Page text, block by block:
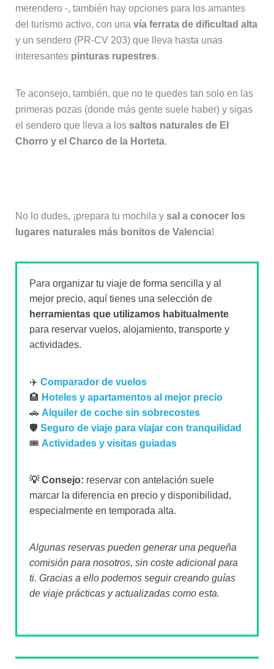
merendero -, también hay opciones para los amantes
del turismo activo, con una vía ferrata de dificultad alta
y un sendero (PR-CV 203) que lleva hasta unas
interesantes pinturas rupestres.
Te aconsejo, también, que no te quedes tan solo en las
primeras pozas (donde más gente suele haber) y sigas
el sendero que lleva a los saltos naturales de El
Chorro y el Charco de la Horteta.
No lo dudes, ¡prepara tu mochila y sal a conocer los
lugares naturales más bonitos de Valencia!
Para organizar tu viaje de forma sencilla y al
mejor precio, aquí tienes una selección de
herramientas que utilizamos habitualmente
para reservar vuelos, alojamiento, transporte y
actividades.
✈️ Comparador de vuelos
🏨 Hoteles y apartamentos al mejor precio
🚗 Alquiler de coche sin sobrecostes
🛡️ Seguro de viaje para viajar con tranquilidad
🎟️ Actividades y visitas guiadas
💡 Consejo: reservar con antelación suele
marcar la diferencia en precio y disponibilidad,
especialmente en temporada alta.
Algunas reservas pueden generar una pequeña
comisión para nosotros, sin coste adicional para
ti. Gracias a ello podemos seguir creando guías
de viaje prácticas y actualizadas como esta.